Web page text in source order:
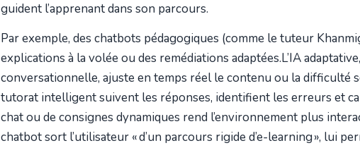
guident l’apprenant dans son parcours.
Par exemple, des chatbots pédagogiques (comme le tuteur
explications à la volée ou des remédiations adaptées.L’IA
conversationnelle, ajuste en temps réel le contenu ou la difficulté
tutorat intelligent suivent les réponses, identifient les erreurs et
chat ou de consignes dynamiques rend l’environnement plus
chatbot sort l’utilisateur « d’un parcours rigide d’e-learning », lui